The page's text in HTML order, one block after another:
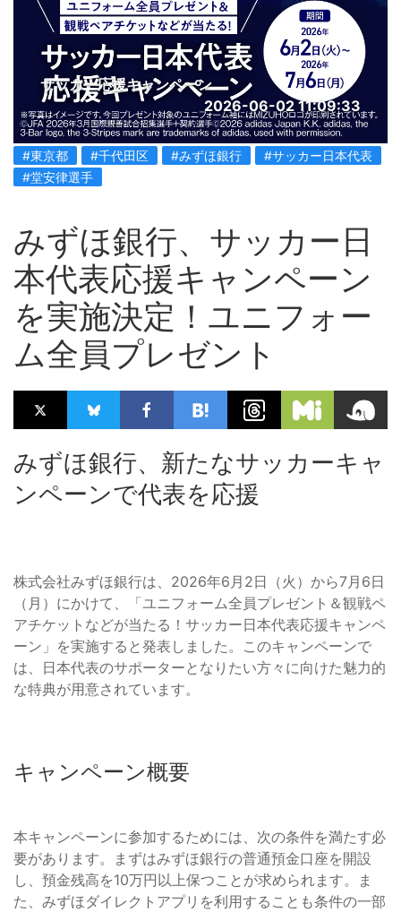
サッカー応援キャンペーン
2026-06-02 11:09:33
#東京都 #千代田区 #みずほ銀行
#サッカー日本代表
#堂安律選手
みずほ銀行、サッカー日
本代表応援キャンペーン
を実施決定！ユニフォー
ム全員プレゼント
みずほ銀行、新たなサッカーキャ
ンペーンで代表を応援
株式会社みずほ銀行は、2026年6月2日（火）から7月6日
（月）にかけて、「ユニフォーム全員プレゼント＆観戦ペ
アチケットなどが当たる！サッカー日本代表応援キャンペ
ーン」を実施すると発表しました。このキャンペーンで
は、日本代表のサポーターとなりたい方々に向けた魅力的
な特典が用意されています。
キャンペーン概要
本キャンペーンに参加するためには、次の条件を満たす必
要があります。まずはみずほ銀行の普通預金口座を開設
し、預金残高を10万円以上保つことが求められます。ま
た、みずほダイレクトアプリを利用することも条件の一部